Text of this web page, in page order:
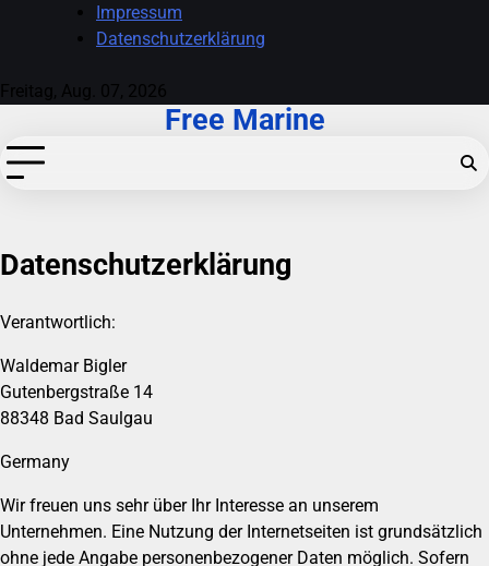
Impressum
Datenschutzerklärung
Freitag, Aug. 07, 2026
Free Marine
Datenschutzerklärung
Verantwortlich:
Waldemar Bigler
Gutenbergstraße 14
88348 Bad Saulgau
Germany
Wir freuen uns sehr über Ihr Interesse an unserem
Unternehmen. Eine Nutzung der Internetseiten ist grundsätzlich
ohne jede Angabe personenbezogener Daten möglich. Sofern